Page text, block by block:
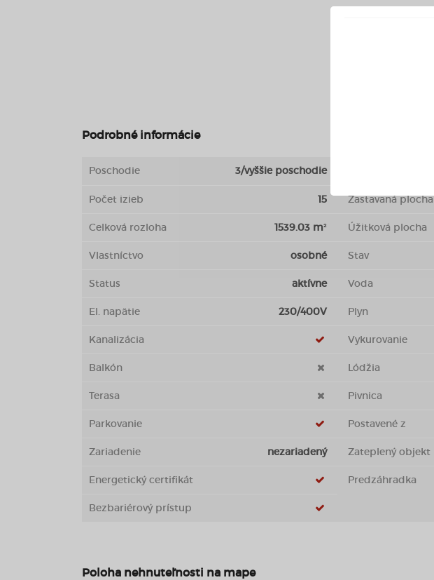
Podrobné informácie
Poschodie 3/vyššie poschodie
Počet izieb 15 Zastavaná plocha
Celková rozloha 1539.03 m² Úžitková plocha
Vlastníctvo osobné Stav
Status aktívne Voda
El. napätie 230/400V Plyn
Kanalizácia Vykurovanie
Balkón Lódžia
Terasa Pivnica
Parkovanie Postavené z
Zariadenie nezariadený Zateplený objekt
Energetický certifikát Predzáhradka
Bezbariérový prístup
Poloha nehnuteľnosti na mape